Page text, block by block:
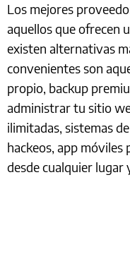
Los mejores
aquellos que ofrecen
existen alternativas
convenientes son
propio, backup
administrar tu sitio
ilimitadas, sistemas
hackeos, app
desde cualquier